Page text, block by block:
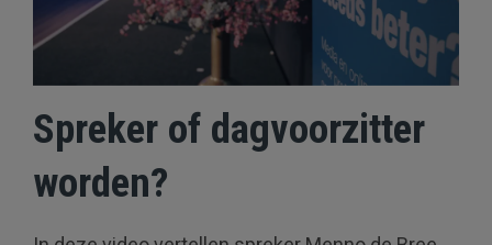
Spreker of dagvoorzitter
worden?